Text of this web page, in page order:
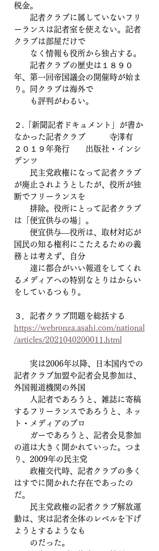
税金。
記者クラブに属していないフリ
ーランスは記者室を使えない。記者
クラブは部屋だけで
なく情報も役所から独占する。
記者クラブの歴史は１８９０
年、第一回帝国議会の開催時が始ま
り。同クラブは海外で
も評判がわるい。
２.「新聞記者ドキュメント」が書か
なかった記者クラブ　　　寺澤有
２０１９年発行　　出版社・インシ
デンツ
民主党政権になって記者クラブ
が廃止されようとしたが、役所が独
断でフリーランスを
排除。役所にとって記者クラブ
は「便宜供与の場」。
便宜供与―役所は、取材対応が
国民の知る権利にこたえるための義
務とは考えず、自分
達に都合がいい報道をしてくれ
るメディアへの特別なとりはからい
をしているつもり。
３．記者クラブ問題を総括する
https://webronza.asahi.com/national
/articles/2021040200011.html
実は2006年以降、日本国内での
記者クラブ加盟や記者会見参加は、
外国報道機関の外国
人記者であろうと、雑誌に寄稿
するフリーランスであろうと、ネッ
ト・メディアのブロ
ガーであろうと、記者会見参加
の道は大きく開かれていった。つま
り、2009年の民主党
政権交代時、記者クラブの多く
はすでに開かれた存在であったの
だ。
民主党政権の記者クラブ解放運
動は、実は記者全体のレベルを下げ
ようとするようなも
のだった。